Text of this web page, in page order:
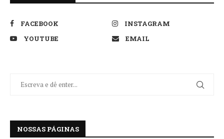
FACEBOOK
INSTAGRAM
YOUTUBE
EMAIL
NOSSAS PÁGINAS